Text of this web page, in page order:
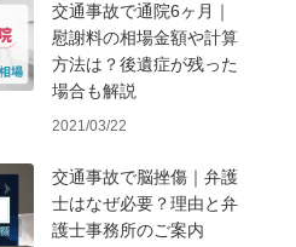
交通事故で通院6ヶ月｜
慰謝料の相場金額や計算
方法は？後遺症が残った
場合も解説
2021/03/22
交通事故で脳挫傷｜弁護
士はなぜ必要？理由と弁
護士事務所のご案内